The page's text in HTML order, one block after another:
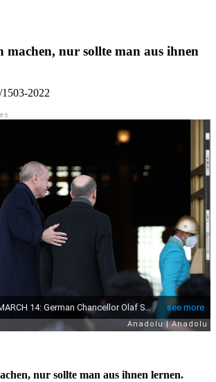
machen, nur sollte man aus ihnen
1503-2022
nur sollte man aus ihnen lernen.